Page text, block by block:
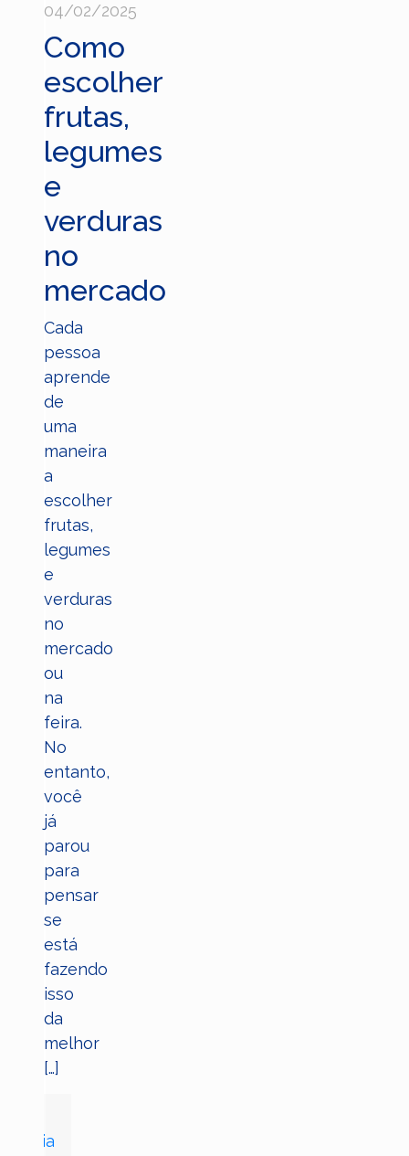
04/02/2025
Como
escolher
frutas,
legumes
e
verduras
no
mercado
Cada
pessoa
aprende
de
uma
maneira
a
escolher
frutas,
legumes
e
verduras
no
mercado
ou
na
feira.
No
entanto,
você
já
parou
para
pensar
se
está
fazendo
isso
da
melhor
[…]
Leia